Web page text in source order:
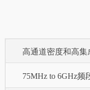
高通道密度和高集
75MHz to 6GHz